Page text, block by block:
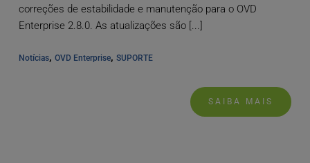
correções de estabilidade e manutenção para o OVD
Enterprise 2.8.0. As atualizações são [...]
Notícias, OVD Enterprise, SUPORTE
SAIBA MAIS